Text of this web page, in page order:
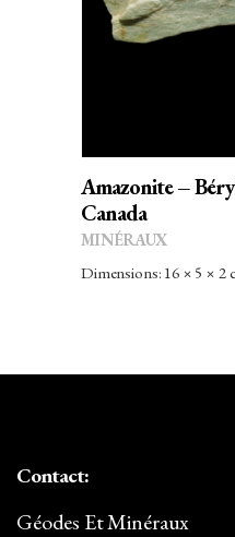
Amazonite –
Canada
MINÉRAUX
Dimensions: 16 × 5 × 2
Contact:
Géodes Et Minéraux